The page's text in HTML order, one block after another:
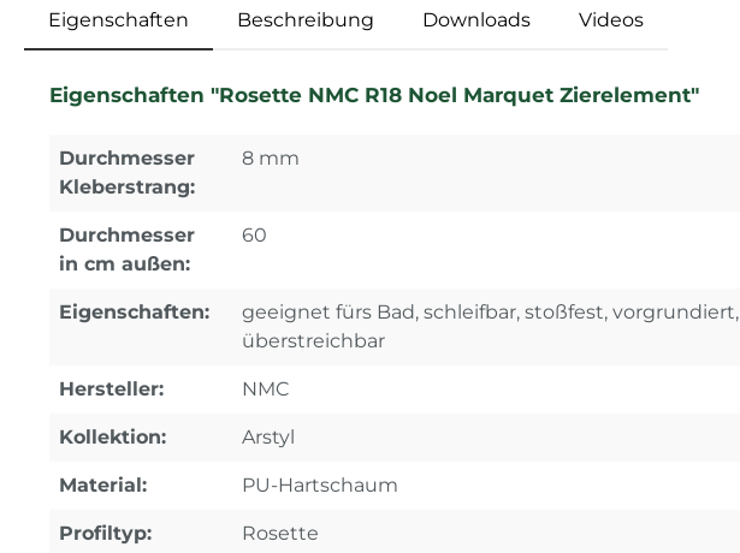
Eigenschaften Beschreibung Downloads Videos
Eigenschaften "Rosette NMC R18 Noel Marquet Zierelement"
Durchmesser
Kleberstrang:
8 mm
Durchmesser
in cm außen:
60
Eigenschaften:
geeignet fürs Bad, schleifbar, stoßfest, vorgrundiert,
überstreichbar
Hersteller: NMC
Kollektion: Arstyl
Material: PU-Hartschaum
Profiltyp: Rosette